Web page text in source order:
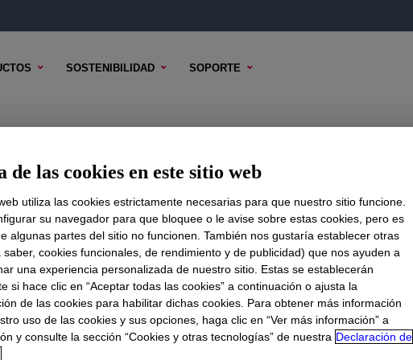
SOSTENIBILIDAD SOPORTE
Rubber
TÉCNICO OPCIONES DE MUESTRA OPCIONES DE COMPRA
de las cookies en este sitio web
utiliza las cookies estrictamente necesarias para que nuestro sitio funcione.
su navegador para que bloquee o le avise sobre estas cookies, pero es
algunas partes del sitio no funcionen. También nos gustaría establecer otras
saber, cookies funcionales, de rendimiento y de publicidad) que nos ayuden a
una experiencia personalizada de nuestro sitio. Estas se establecerán
si hace clic en “Aceptar todas las cookies” a continuación o ajusta la
de las cookies para habilitar dichas cookies. Para obtener más información
uso de las cookies y sus opciones, haga clic en “Ver más información” a
y consulte la sección “Cookies y otras tecnologías” de nuestra Declaración de